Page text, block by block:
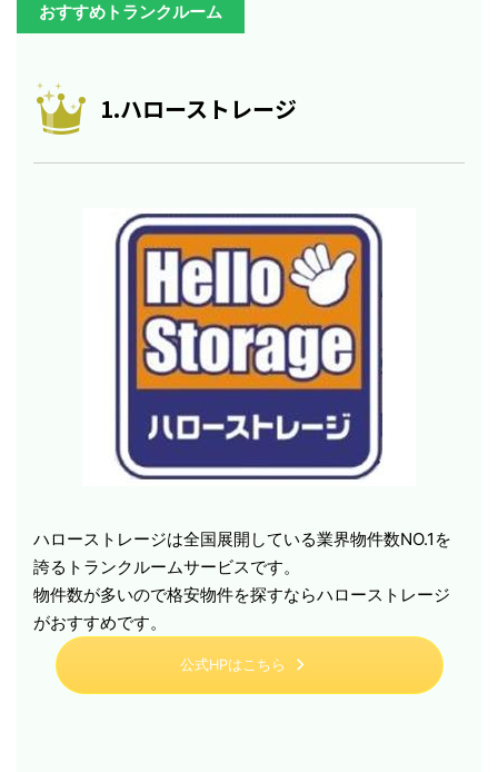
おすすめトランクルーム
1.ハローストレージ
ハローストレージは全国展開している業界物件数NO.1を
誇るトランクルームサービスです。
物件数が多いので格安物件を探すならハローストレージ
がおすすめです。
公式HPはこちら